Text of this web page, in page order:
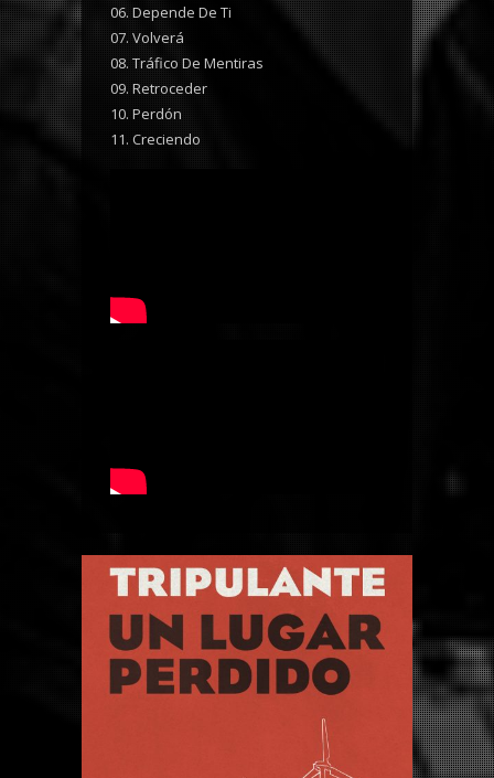
06. Depende De Ti
07. Volverá
08. Tráfico De Mentiras
09. Retroceder
10. Perdón
11. Creciendo